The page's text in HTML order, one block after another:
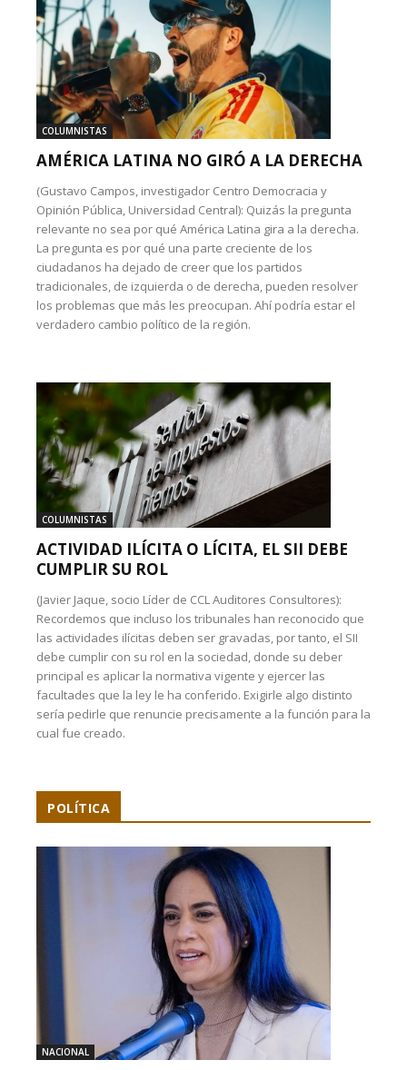
COLUMNISTAS
AMÉRICA LATINA NO GIRÓ A LA DERECHA
(Gustavo Campos, investigador Centro Democracia y
Opinión Pública, Universidad Central): Quizás la pregunta
relevante no sea por qué América Latina gira a la derecha.
La pregunta es por qué una parte creciente de los
ciudadanos ha dejado de creer que los partidos
tradicionales, de izquierda o de derecha, pueden resolver
los problemas que más les preocupan. Ahí podría estar el
verdadero cambio político de la región.
COLUMNISTAS
ACTIVIDAD ILÍCITA O LÍCITA, EL SII DEBE
CUMPLIR SU ROL
(Javier Jaque, socio Líder de CCL Auditores Consultores):
Recordemos que incluso los tribunales han reconocido que
las actividades ilícitas deben ser gravadas, por tanto, el SII
debe cumplir con su rol en la sociedad, donde su deber
principal es aplicar la normativa vigente y ejercer las
facultades que la ley le ha conferido. Exigirle algo distinto
sería pedirle que renuncie precisamente a la función para la
cual fue creado.
POLÍTICA
NACIONAL